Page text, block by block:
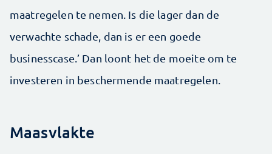
maatregelen te nemen. Is die lager dan de
verwachte schade, dan is er een goede
businesscase.’ Dan loont het de moeite om te
investeren in beschermende maatregelen.
Maasvlakte